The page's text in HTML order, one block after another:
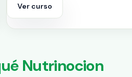
Ver curso
Nutrinocion